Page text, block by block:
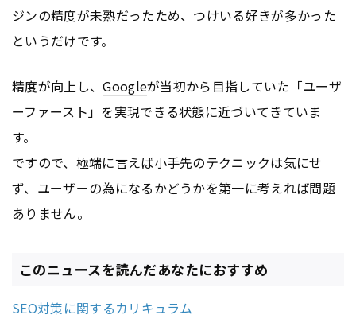
ジンの精度が未熟だったため、つけいる好きが多かった
というだけです。
精度が向上し、Googleが当初から目指していた「ユーザ
ーファースト」を実現できる状態に近づいてきていま
す。
ですので、極端に言えば小手先のテクニックは気にせ
ず、ユーザーの為になるかどうかを第一に考えれば問題
ありません。
このニュースを読んだあなたにおすすめ
SEO対策に関するカリキュラム